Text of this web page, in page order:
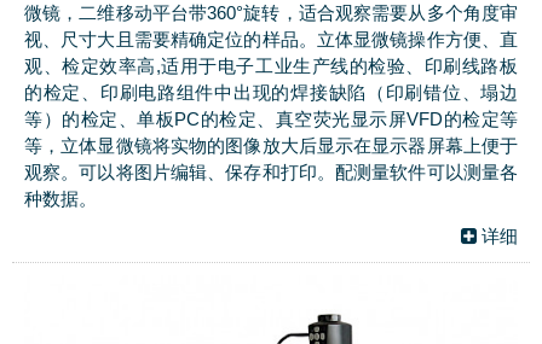
微镜，二维移动平台带360°旋转，适合观察需要从多个角度审
视、尺寸大且需要精确定位的样品。立体显微镜操作方便、直
观、检定效率高,适用于电子工业生产线的检验、印刷线路板
的检定、印刷电路组件中出现的焊接缺陷（印刷错位、塌边
等）的检定、单板PC的检定、真空荧光显示屏VFD的检定等
等，立体显微镜将实物的图像放大后显示在显示器屏幕上便于
观察。可以将图片编辑、保存和打印。配测量软件可以测量各
种数据。
详细